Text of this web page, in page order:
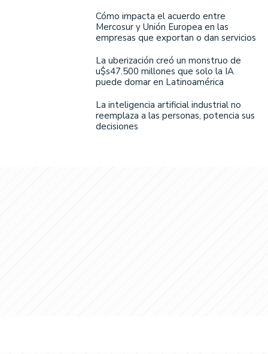
Cómo impacta el acuerdo entre
Mercosur y Unión Europea en las
empresas que exportan o dan servicios
La uberización creó un monstruo de
u$s47.500 millones que solo la IA
puede domar en Latinoamérica
La inteligencia artificial industrial no
reemplaza a las personas, potencia sus
decisiones